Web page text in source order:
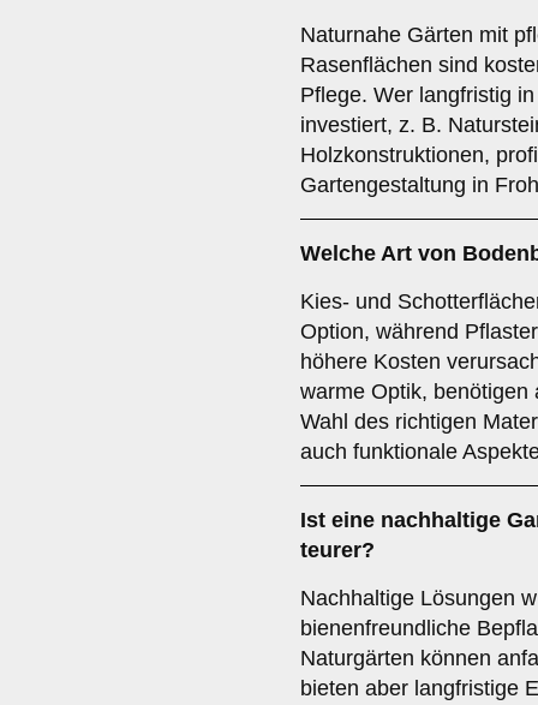
Naturnahe Gärten mit
Rasenflächen sind
Pflege. Wer langfristig
investiert, z. B.
Holzkonstruktionen,
Gartengestaltung in
Welche Art von
Kies- und
Option, während
höhere Kosten
warme Optik,
Wahl des richtigen
auch funktionale
Ist eine nachhaltige
teurer?
Nachhaltige Lösungen
bienenfreundliche
Naturgärten können
bieten aber langfristige